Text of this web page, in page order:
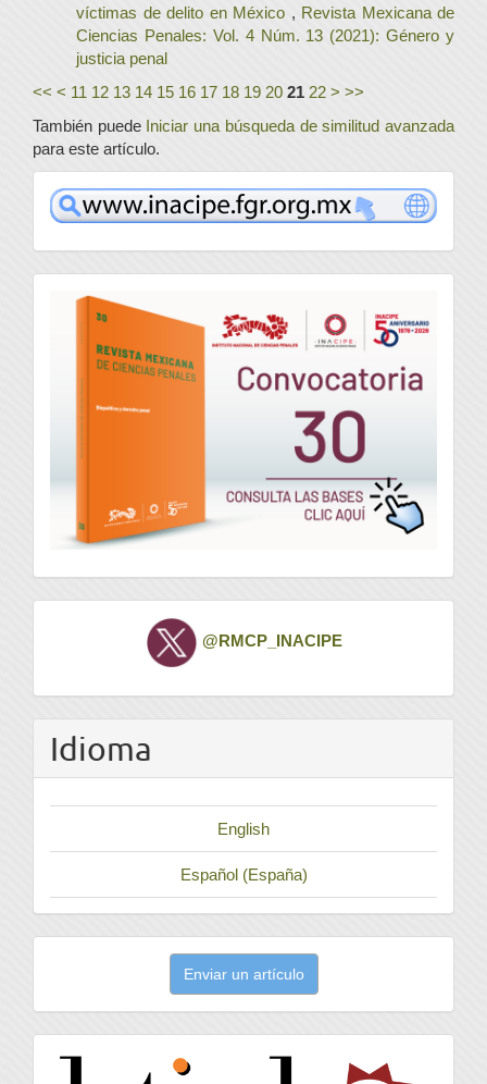
víctimas de delito en México , Revista Mexicana de
Ciencias Penales: Vol. 4 Núm. 13 (2021): Género y
justicia penal
<< < 11 12 13 14 15 16 17 18 19 20 21 22 > >>
También puede Iniciar una búsqueda de similitud avanzada
para este artículo.
www
convocatoria
Twitter @RMCP_INACIPE
Idioma
English
Español (España)
artículo
Enviar un artículo
latindex